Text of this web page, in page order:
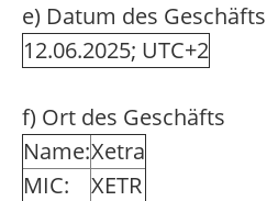
e) Datum des Geschäfts
12.06.2025; UTC+2
f) Ort des Geschäfts
Name:Xetra
MIC:
XETR